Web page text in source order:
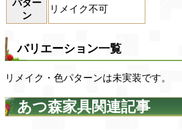
パター
ン
リメイク不可
バリエーション一覧
リメイク・色パターンは未実装です。
あつ森家具関連記事